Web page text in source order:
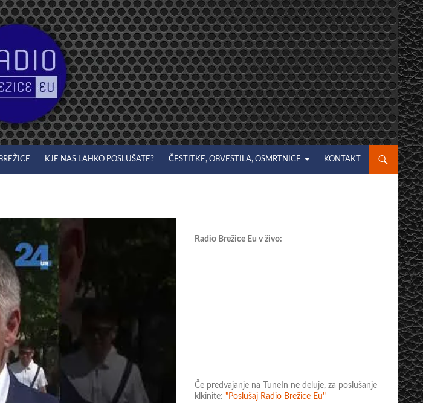
KJE NAS LAHKO POSLUŠATE? ČESTITKE, OBVESTILA, OSMRTNICE KONTAKT
Radio Brežice Eu v živo:
Če predvajanje na TuneIn ne deluje, za poslušanje
klkinite: "Poslušaj Radio Brežice Eu"